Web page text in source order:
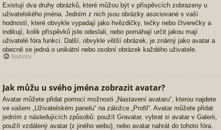
Existují dva druhy obrázků, které můžou být v příspěvcích zobrazeny u
uživatelského jména. Jedním z nich jsou obrázky asociované s vaší
hodností, které obvykle vypadají jako hvězdičky, tečky nebo čtverečky a
indikují, kolik příspěvků jste odeslali, nebo pomáhají určit jakou mají
uživatelé fóra funkci. Další, obvykle větší obrázek, je známý jako avatar a
obecně se jedná o unikátní nebo osobní obrázek každého uživatele.
Nahoru
Jak můžu u svého jména zobrazit avatar?
Avatar můžete přidat pomocí možnosti „Nastavení avataru“, kterou najdete
ve vašem „Uživatelském panelu“ na záložce „Profil“. Avatar můžete přidat
jedním z následujících způsobů: použít Gravatar, vybrat si avatar v Galerii,
použít vzdálený avatar (z jiného webu), nebo avatar nahrát do tohoto fóra.